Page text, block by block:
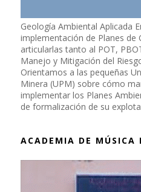
Geología Ambiental Aplicada
implementación de Planes de
articularlas tanto al POT,
Manejo y Mitigación del
Orientamos a las pequeñas
Minera (UPM) sobre cómo
implementar los Planes
de formalización de su
ACADEMIA DE MÚSICA